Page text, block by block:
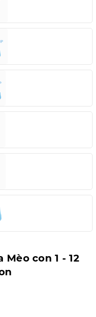
con 1 - 12